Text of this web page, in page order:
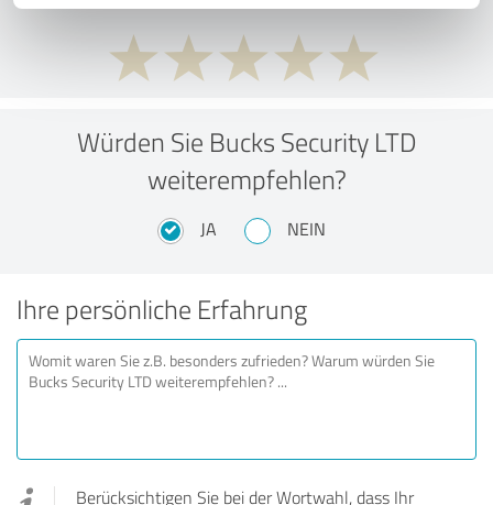
Würden Sie Bucks Security LTD
weiterempfehlen?
JA NEIN
Ihre persönliche Erfahrung
Berücksichtigen Sie bei der Wortwahl, dass Ihr